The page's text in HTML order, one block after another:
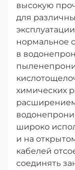
высокую
для
нормальное
в
химических
широко
и на
кабелей
соединять